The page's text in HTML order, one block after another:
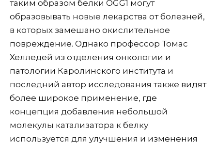
таким образом белки OGG1 могут
образовывать новые лекарства от болезней,
в которых замешано окислительное
повреждение. Однако профессор Томас
Хелледей из отделения онкологии и
патологии Каролинского института и
последний автор исследования также видят
более широкое применение, где
концепция добавления небольшой
молекулы катализатора к белку
используется для улучшения и изменения